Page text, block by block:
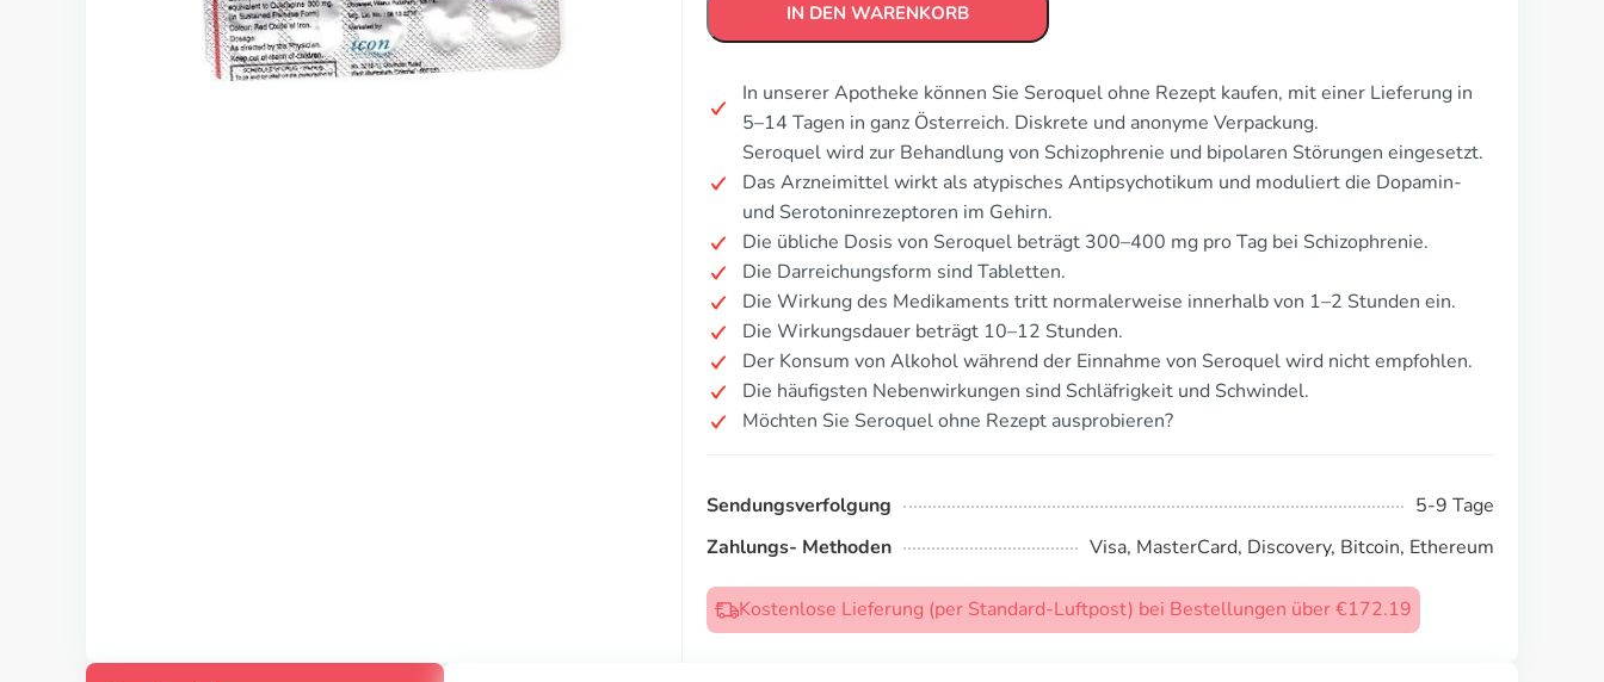
IN DEN WARENKORB
In unserer Apotheke können Sie Seroquel ohne Rezept kaufen, mit einer Lieferung in
5–14 Tagen in ganz Österreich. Diskrete und anonyme Verpackung.
Seroquel wird zur Behandlung von Schizophrenie und bipolaren Störungen eingesetzt.
Das Arzneimittel wirkt als atypisches Antipsychotikum und moduliert die Dopamin-
und Serotoninrezeptoren im Gehirn.
Die übliche Dosis von Seroquel beträgt 300–400 mg pro Tag bei Schizophrenie.
Die Darreichungsform sind Tabletten.
Die Wirkung des Medikaments tritt normalerweise innerhalb von 1–2 Stunden ein.
Die Wirkungsdauer beträgt 10–12 Stunden.
Der Konsum von Alkohol während der Einnahme von Seroquel wird nicht empfohlen.
Die häufigsten Nebenwirkungen sind Schläfrigkeit und Schwindel.
Möchten Sie Seroquel ohne Rezept ausprobieren?
Sendungsverfolgung
5-9 Tage
Zahlungs- Methoden
Visa, MasterCard, Discovery, Bitcoin, Ethereum
Kostenlose Lieferung (per Standard-Luftpost) bei Bestellungen über €172.19